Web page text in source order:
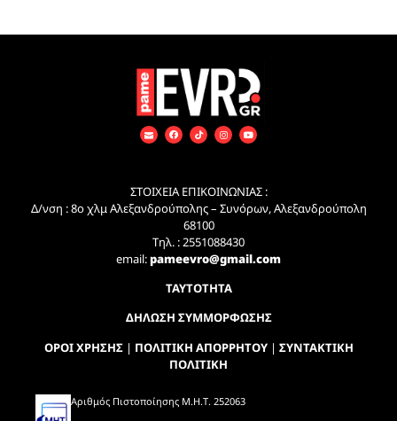
ΣΤΟΙΧΕΙΑ ΕΠΙΚΟΙΝΩΝΙΑΣ :
Δ/νση : 8ο χλμ Αλεξανδρούπολης – Συνόρων, Αλεξανδρούπολη
68100
Τηλ. : 2551088430
email:pameevro@gmail.com
ΤΑΥΤΟΤΗΤΑ
ΔΗΛΩΣΗ ΣΥΜΜΟΡΦΩΣΗΣ
ΟΡΟΙ ΧΡΗΣΗΣ| ΠΟΛΙΤΙΚΗ ΑΠΟΡΡΗΤΟΥ| ΣΥΝΤΑΚΤΙΚΗ
ΠΟΛΙΤΙΚΗ
Αριθμός Πιστοποίησης Μ.Η.Τ. 252063